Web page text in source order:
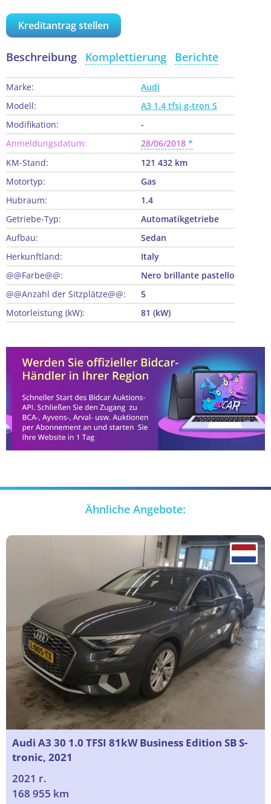
Kreditantrag stellen
Beschreibung Komplettierung Berichte
Marke:
Audi
Modell:
A3 1.4 tfsi g-tron S
Modifikation:
-
Anmeldungsdatum:
28/06/2018
KM-Stand:
121 432 km
Motortyp:
Gas
Hubraum:
1.4
Getriebe-Typ:
Automatikgetriebe
Aufbau:
Sedan
Herkunftland:
Italy
@@Farbe@@:
Nero brillante pastello
@@Anzahl der Sitzplätze@@:
5
Motorleistung (kW):
81 (kW)
Ähnliche Angebote:
Audi A3 30 1.0 TFSI 81kW Business Edition SB S-
tronic, 2021
2021 г.
168 955 km